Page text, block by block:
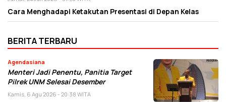
Cara Menghadapi Ketakutan Presentasi di Depan Kelas
BERITA TERBARU
Agendasiana
Menteri Jadi Penentu, Panitia Target
Pilrek UNM Selesai Desember
Kamis, 6 Agu 2026 - 20:38 WITA